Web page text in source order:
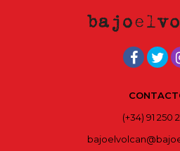
(+34) 91 250